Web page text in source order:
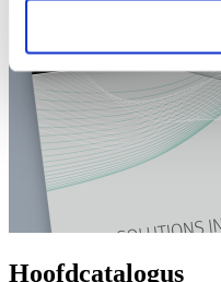
Hoofdcatalogus